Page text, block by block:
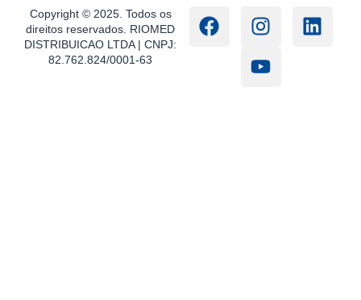
Copyright © 2025. Todos os
direitos reservados. RIOMED
DISTRIBUICAO LTDA | CNPJ:
82.762.824/0001-63